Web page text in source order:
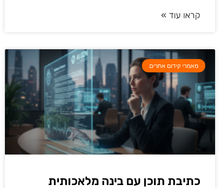
קראו עוד »
מאמרי קידום אתרים
כתיבת תוכן עם בינה מלאכותית